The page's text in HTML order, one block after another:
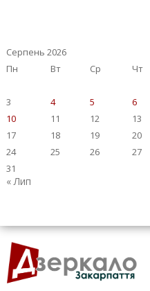
Серпень 2026
Пн
Вт Ср Чт
3
4 5 6
10
11 12 13
17
18 19 20
24
25 26 27
31
« Лип